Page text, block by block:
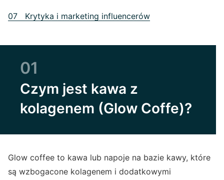
07 Krytyka i marketing influencerów
01
Czym jest kawa z
kolagenem (Glow Coffe)?
Glow coffee to kawa lub napoje na bazie kawy, które
są wzbogacone kolagenem i dodatkowymi